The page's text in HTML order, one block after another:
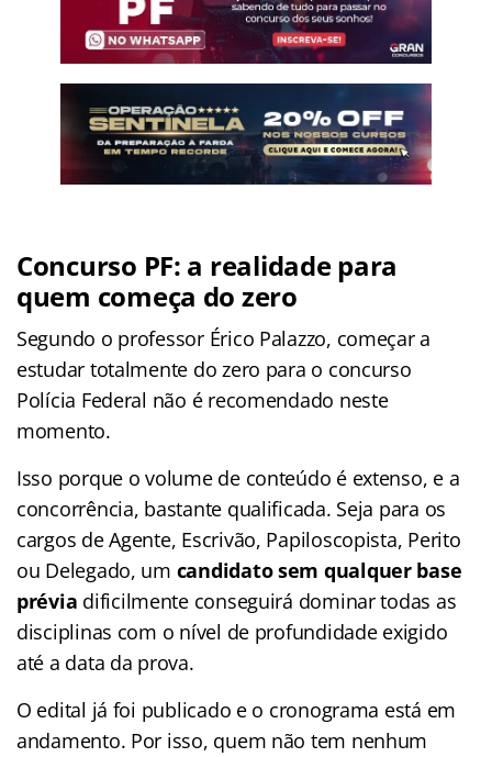
Concurso PF: a realidade para
quem começa do zero
Segundo o professor Érico Palazzo, começar a
estudar totalmente do zero para o concurso
Polícia Federal não é recomendado neste
momento.
Isso porque o volume de conteúdo é extenso, e a
concorrência, bastante qualificada. Seja para os
cargos de Agente, Escrivão, Papiloscopista, Perito
ou Delegado, um candidato sem qualquer base
prévia dificilmente conseguirá dominar todas as
disciplinas com o nível de profundidade exigido
até a data da prova.
O edital já foi publicado e o cronograma está em
andamento. Por isso, quem não tem nenhum